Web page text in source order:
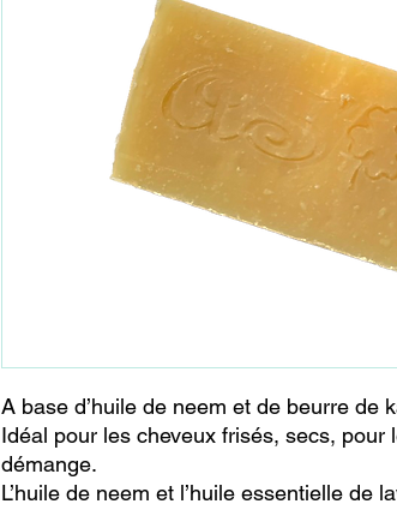
A base d’huile de neem et de beurre de
Idéal pour les cheveux frisés, secs, pour
démange.
L’huile de neem et l’huile essentielle de